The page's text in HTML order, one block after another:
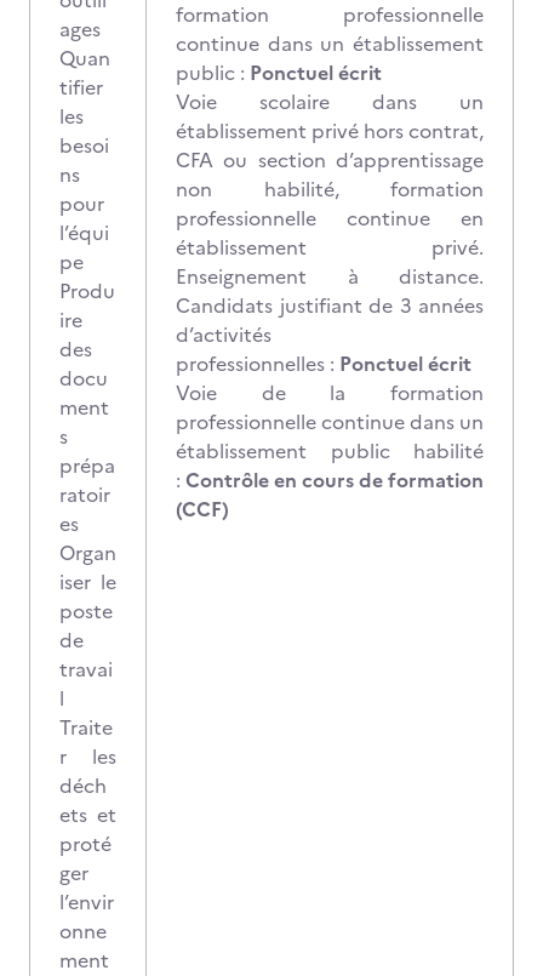
ages
Quan
tifier
les
besoi
ns
pour
l’équi
pe
Produ
ire
des
docu
ment
s
prépa
ratoir
es
Organ
iser le
poste
de
travai
l
Traite
r les
déch
ets et
proté
ger
l’envir
onne
ment
formation professionnelle
continue dans un établissement
public : Ponctuel écrit
Voie scolaire dans un
établissement privé hors contrat,
CFA ou section d’apprentissage
non habilité, formation
professionnelle continue en
établissement privé.
Enseignement à distance.
Candidats justifiant de 3 années
d’activités
professionnelles : Ponctuel écrit
Voie de la formation
professionnelle continue dans un
établissement public habilité
: Contrôle en cours de formation
(CCF)